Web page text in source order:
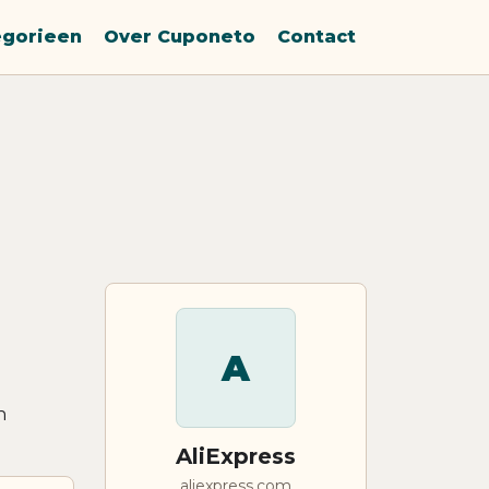
Over Cuponeto Contact
A
AliExpress